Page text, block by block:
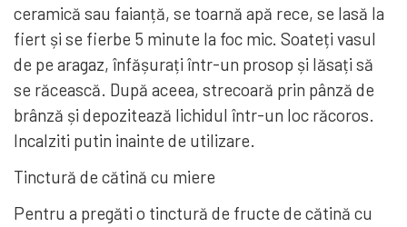
ceramică sau faianță, se toarnă apă rece, se lasă la
fiert și se fierbe 5 minute la foc mic. Soateți vasul
de pe aragaz, înfășurați într-un prosop și lăsați să
se răcească. După aceea, strecoară prin pânză de
brânză și depozitează lichidul într-un loc răcoros.
Incalziti putin inainte de utilizare.
Tinctură de cătină cu miere
Pentru a pregăti o tinctură de fructe de cătină cu